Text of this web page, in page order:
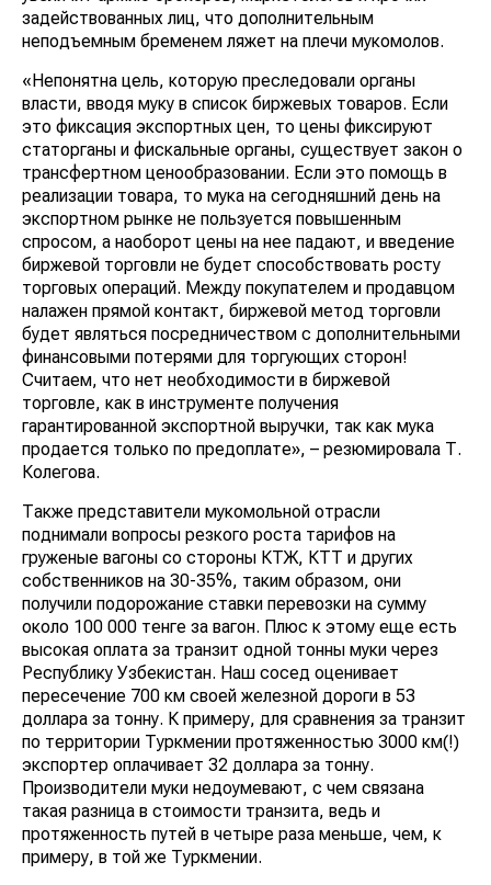
задействованных лиц, что дополнительным
неподъемным бременем ляжет на плечи мукомолов.
«Непонятна цель, которую преследовали органы
власти, вводя муку в список биржевых товаров. Если
это фиксация экспортных цен, то цены фиксируют
статорганы и фискальные органы, существует закон о
трансфертном ценообразовании. Если это помощь в
реализации товара, то мука на сегодняшний день на
экспортном рынке не пользуется повышенным
спросом, а наоборот цены на нее падают, и введение
биржевой торговли не будет способствовать росту
торговых операций. Между покупателем и продавцом
налажен прямой контакт, биржевой метод торговли
будет являться посредничеством с дополнительными
финансовыми потерями для торгующих сторон!
Считаем, что нет необходимости в биржевой
торговле, как в инструменте получения
гарантированной экспортной выручки, так как мука
продается только по предоплате», – резюмировала Т.
Колегова.
Также представители мукомольной отрасли
поднимали вопросы резкого роста тарифов на
груженые вагоны со стороны КТЖ, КТТ и других
собственников на 30-35%, таким образом, они
получили подорожание ставки перевозки на сумму
около 100 000 тенге за вагон. Плюс к этому еще есть
высокая оплата за транзит одной тонны муки через
Республику Узбекистан. Наш сосед оценивает
пересечение 700 км своей железной дороги в 53
доллара за тонну. К примеру, для сравнения за транзит
по территории Туркмении протяженностью 3000 км(!)
экспортер оплачивает 32 доллара за тонну.
Производители муки недоумевают, с чем связана
такая разница в стоимости транзита, ведь и
протяженность путей в четыре раза меньше, чем, к
примеру, в той же Туркмении.